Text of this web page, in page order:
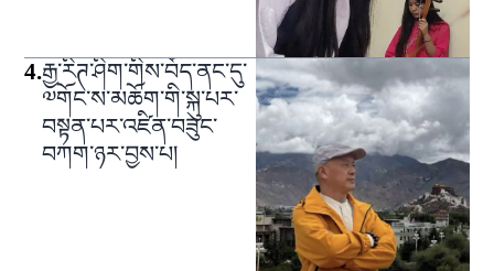
4.རྒྱ་རིཊ་ཤིག་གིས་བོད་ནང་དུ་
༧གོང་ས་མཆོག་གི་སྐུ་པར་
བསྟན་པར་འཛིན་བཟུང་
བཀག་ཉར་བྱས་པ།